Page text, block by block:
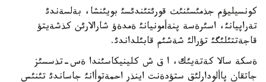
كونسيليؤم جذمئسئنئث قورئتئندئسئ بويئنشا، بةلسةندئ
تةراپيانئ، اسئرةسة پنةأمونيانئ ةمدةؤ شارالارئن كذشةيتؤ
قاجةتتئلئگئ تؤرالئ شةشئم قابئلداندئ.
ةسكة سالا كةتةيئك، ا ق ش كلينيكاسئندا ةس-تذسسئز
جاتقان پاألودارلئق ستؤدةنت اينذر احمةتوأانئ جاساندئ تئنئس